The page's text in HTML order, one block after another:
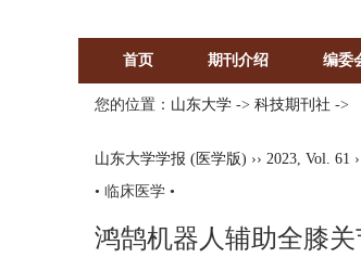
首页 期刊介绍 编委
您的位置： 山东大学 -> 科技期刊社 ->
山东大学学报 (医学版) ›› 2023, Vol. 61
• 临床医学 •
鸿鹄机器人辅助全膝